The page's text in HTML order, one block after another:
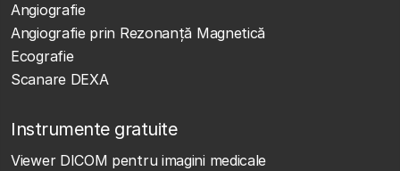
Angiografie
Angiografie prin Rezonanță Magnetică
Ecografie
Scanare DEXA
Instrumente gratuite
Viewer DICOM pentru imagini medicale